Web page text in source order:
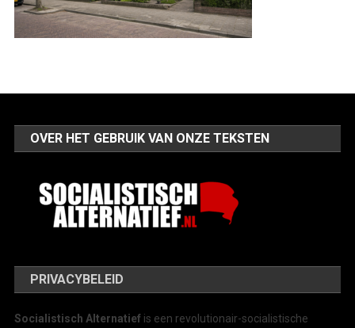
OVER HET GEBRUIK VAN ONZE TEKSTEN
PRIVACYBELEID
Socialistisch Alternatief is een revolutionair-socialistische